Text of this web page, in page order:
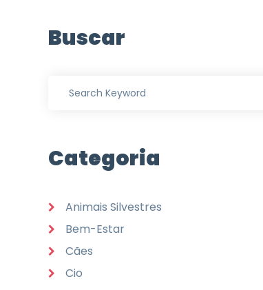
Buscar
Categoria
Animais Silvestres
Bem-Estar
Cães
Cio